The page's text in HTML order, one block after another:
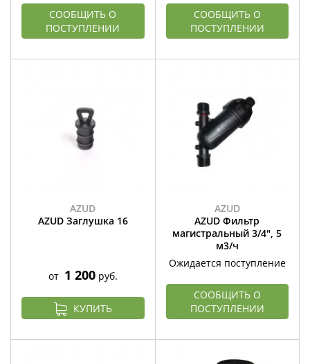
СООБЩИТЬ О
ПОСТУПЛЕНИИ
СООБЩИТЬ О
ПОСТУПЛЕНИИ
AZUD
AZUD Заглушка 16
от 1 200руб.
КУПИТЬ
AZUD
AZUD Фильтр
магистральный 3/4", 5
м3/ч
Ожидается поступление
СООБЩИТЬ О
ПОСТУПЛЕНИИ